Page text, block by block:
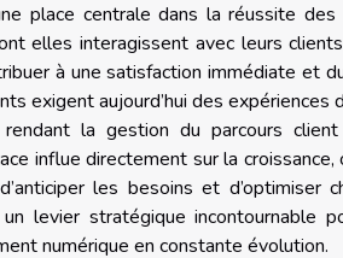
place centrale dans la réussite des
elles interagissent avec leurs
à une satisfaction immédiate et
exigent aujourd’hui des
rendant la gestion du parcours
influe directement sur la
les besoins et d’optimiser
levier stratégique incontournable
numérique en constante évolution.